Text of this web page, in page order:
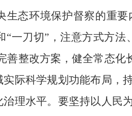
态环境保护督察的重
一刀切”，注意方式方
善整改方案，健全常态
际科学规划功能布局，
理水平。要坚持以人民